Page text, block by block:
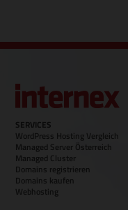
SERVICES
WordPress Hosting Vergleich
Managed Server Österreich
Managed Cluster
Domains registrieren
Domains kaufen
Webhosting